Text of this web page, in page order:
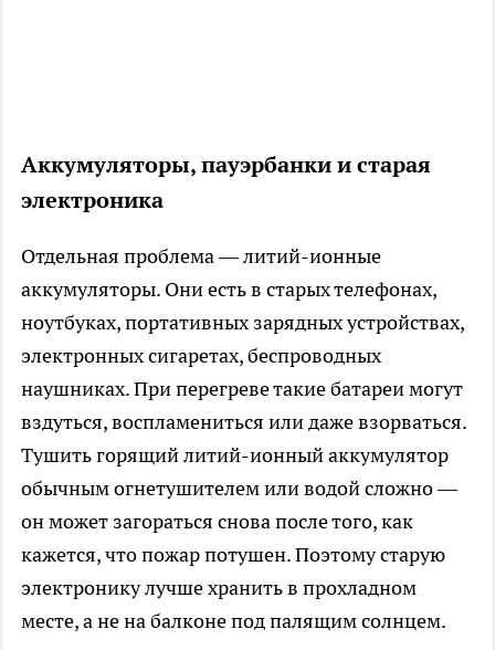
Аккумуляторы, пауэрбанки и старая
электроника
Отдельная проблема — литий-ионные
аккумуляторы. Они есть в старых телефонах,
ноутбуках, портативных зарядных устройствах,
электронных сигаретах, беспроводных
наушниках. При перегреве такие батареи могут
вздуться, воспламениться или даже взорваться.
Тушить горящий литий-ионный аккумулятор
обычным огнетушителем или водой сложно —
он может загораться снова после того, как
кажется, что пожар потушен. Поэтому старую
электронику лучше хранить в прохладном
месте, а не на балконе под палящим солнцем.